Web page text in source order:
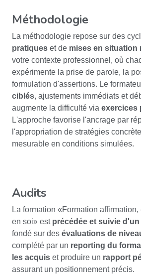
Méthodologie
La méthodologie repose sur des
pratiques et de mises en situation
votre contexte professionnel, où
expérimente la prise de parole, la
formulation d'assertions. Le
ciblés, ajustements immédiats et
augmente la difficulté via exercices
L'approche favorise l'ancrage par
l'appropriation de stratégies
mesurable en conditions simulées.
Audits
La formation «Formation
en soi» est précédée et suivie
fondé sur des évaluations de
complété par un reporting du
les acquis et produire un rapport
assurant un positionnement précis.